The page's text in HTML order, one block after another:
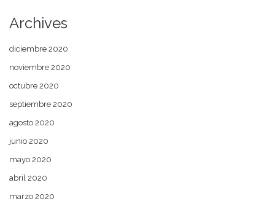
Archives
diciembre 2020
noviembre 2020
octubre 2020
septiembre 2020
agosto 2020
junio 2020
mayo 2020
abril 2020
marzo 2020